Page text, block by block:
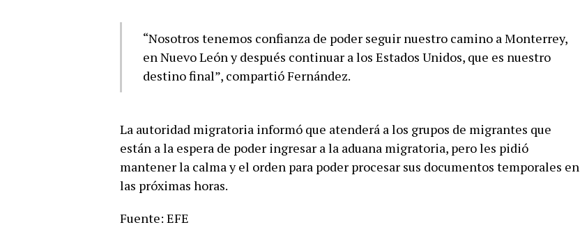
“Nosotros tenemos confianza de poder seguir nuestro camino a Monterrey,
en Nuevo León y después continuar a los Estados Unidos, que es nuestro
destino final”, compartió Fernández.
La autoridad migratoria informó que atenderá a los grupos de migrantes que
están a la espera de poder ingresar a la aduana migratoria, pero les pidió
mantener la calma y el orden para poder procesar sus documentos temporales en
las próximas horas.
Fuente: EFE